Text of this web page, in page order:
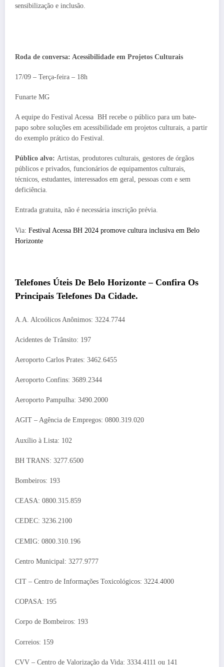
sensibilização e inclusão.
Roda de conversa: Acessibilidade em Projetos Culturais
17/09 – Terça-feira – 18h
Funarte MG
A equipe do Festival Acessa BH recebe o público para um bate-
papo sobre soluções em acessibilidade em projetos culturais, a partir
do exemplo prático do Festival.
Público alvo: Artistas, produtores culturais, gestores de órgãos
públicos e privados, funcionários de equipamentos culturais,
técnicos, estudantes, interessados em geral, pessoas com e sem
deficiência.
Entrada gratuita, não é necessária inscrição prévia.
Via: Festival Acessa BH 2024 promove cultura inclusiva em Belo
Horizonte
Telefones Úteis De Belo Horizonte – Confira Os
Principais Telefones Da Cidade.
A.A. Alcoólicos Anônimos: 3224.7744
Acidentes de Trânsito: 197
Aeroporto Carlos Prates: 3462.6455
Aeroporto Confins: 3689.2344
Aeroporto Pampulha: 3490.2000
AGIT – Agência de Empregos: 0800.319.020
Auxílio à Lista: 102
BH TRANS: 3277.6500
Bombeiros: 193
CEASA: 0800.315.859
CEDEC: 3236.2100
CEMIG: 0800.310.196
Centro Municipal: 3277.9777
CIT – Centro de Informações Toxicológicos: 3224.4000
COPASA: 195
Corpo de Bombeiros: 193
Correios: 159
CVV – Centro de Valorização da Vida: 3334.4111 ou 141